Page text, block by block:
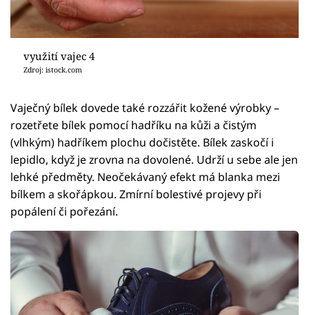
využití vajec 4
Zdroj: istock.com
Vaječný bílek dovede také rozzářit kožené výrobky –
rozetřete bílek pomocí hadříku na kůži a čistým
(vlhkým) hadříkem plochu dočistěte. Bílek zaskočí i
lepidlo, když je zrovna na dovolené. Udrží u sebe ale jen
lehké předměty. Neočekávaný efekt má blanka mezi
bílkem a skořápkou. Zmírní bolestivé projevy při
popálení či pořezání.